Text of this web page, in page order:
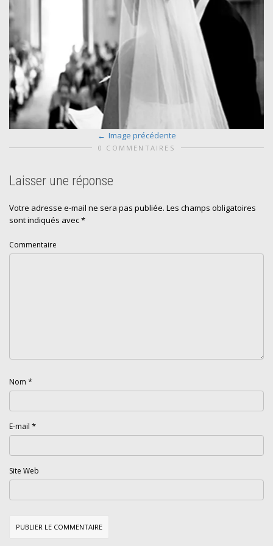
Image précédente
0 COMMENTAIRES
Laisser une réponse
Votre adresse e-mail ne sera pas publiée. Les champs obligatoires
sont indiqués avec*
Commentaire
Nom *
E-mail *
Site Web